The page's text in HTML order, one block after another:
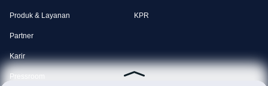
Produk & Layanan
Partner
Karir
Pressroom
KPR